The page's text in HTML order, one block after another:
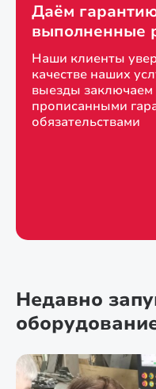
Даём
выполненные
Наши клиенты
качестве наших
выезды заключаем
прописанными
обязательствами
Недавно